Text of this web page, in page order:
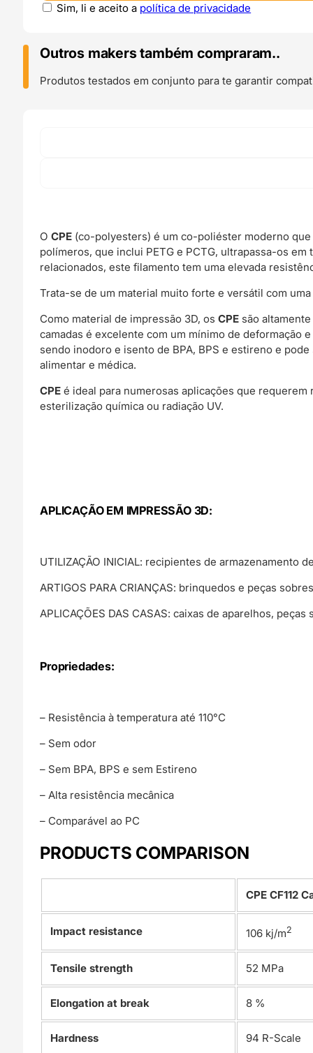
Sim, li e aceito a política de privacidade
Outros makers também compraram..
Produtos testados em conjunto para te garantir
OCPE (co-polyesters) é um co-poliéster moderno
polímeros, que inclui PETG e PCTG, ultrapassa-os
relacionados, este filamento tem uma elevada
Trata-se de um material muito forte e versátil com
Como material de impressão 3D, osCPE são
camadas é excelente com um mínimo de deformação
sendo inodoro e isento de BPA, BPS e estireno e
alimentar e médica.
CPE é ideal para numerosas aplicações que
esterilização química ou radiação UV.
APLICAÇÃO EM IMPRESSÃO 3D:
UTILIZAÇÃO INICIAL: recipientes de armazenamento
ARTIGOS PARA CRIANÇAS: brinquedos e peças
APLICAÇÕES DAS CASAS: caixas de aparelhos,
Propriedades:
– Resistência à temperatura até 110°C
– Sem odor
– Sem BPA, BPS e sem Estireno
– Alta resistência mecânica
– Comparável ao PC
PRODUCTS COMPARISON
CPE CF112
Impact resistance 106 kj/m2
Tensile strength 52 MPa
Elongation at break 8 %
Hardness 94 R-Scale